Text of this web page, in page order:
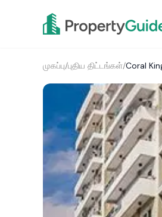
முகப்பு/புதிய திட்டங்கள்/Coral